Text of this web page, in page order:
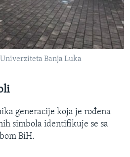
Banja Luka
generacije koja je rođena
simbola identifikuje se sa
BiH.